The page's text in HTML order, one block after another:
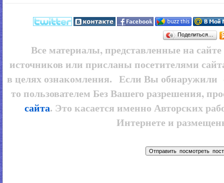
Поделиться…
Все материалы, представленные на сайте
источников или присланы посетителями
в целях ознакомления. Если Вы
то пользователем Без Вашего разрешения,
сайта. Это касается именно Авторских
Интернете и